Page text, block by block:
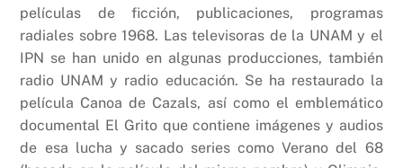
películas de ficción, publicaciones, programas
radiales sobre 1968. Las televisoras de la UNAM y el
IPN se han unido en algunas producciones, también
radio UNAM y radio educación. Se ha restaurado la
película Canoa de Cazals, así como el emblemático
documental El Grito que contiene imágenes y audios
de esa lucha y sacado series como Verano del 68